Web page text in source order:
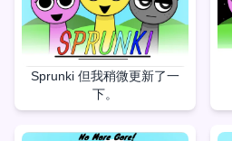
Sprunki 但我稍微更新了一
下。